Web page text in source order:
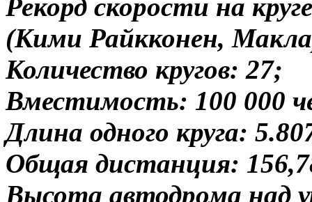
Рекорд скорости на
(Кими Райкконен,
Количество кругов: 27;
Вместимость: 100 000
Длина одного круга:
Общая дистанция:
Высота автодрома над